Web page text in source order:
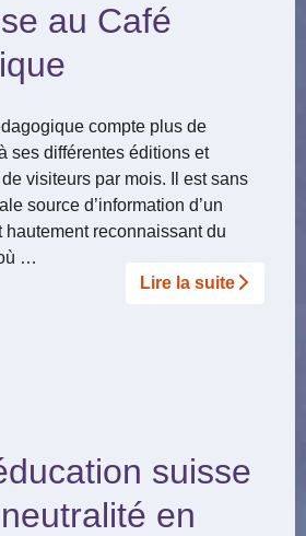
au Café
compte plus de
ses différentes éditions et
visiteurs par mois. Il est sans
source d’information d’un
hautement reconnaissant du
…
Lire la suite­­
suisse
en